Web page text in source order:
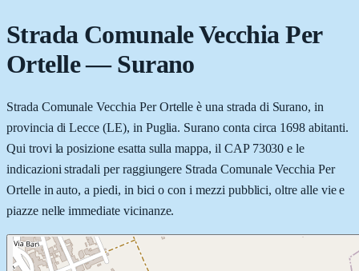
Strada Comunale Vecchia Per
Ortelle—Surano
Strada Comunale Vecchia Per Ortelle è una strada di Surano, in
provincia di Lecce (LE), in Puglia. Surano conta circa 1698 abitanti.
Qui trovi la posizione esatta sulla mappa, il CAP 73030 e le
indicazioni stradali per raggiungere Strada Comunale Vecchia Per
Ortelle in auto, a piedi, in bici o con i mezzi pubblici, oltre alle vie e
piazze nelle immediate vicinanze.